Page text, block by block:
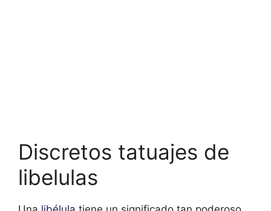
Discretos tatuajes de
libelulas